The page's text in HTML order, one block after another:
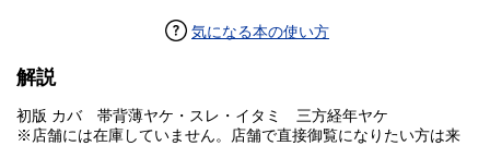
気になる本の使い方
解説
初版 カバ 帯背薄ヤケ・スレ・イタミ 三方経年ヤケ
※店舗には在庫していません。店舗で直接御覧になりたい方は来